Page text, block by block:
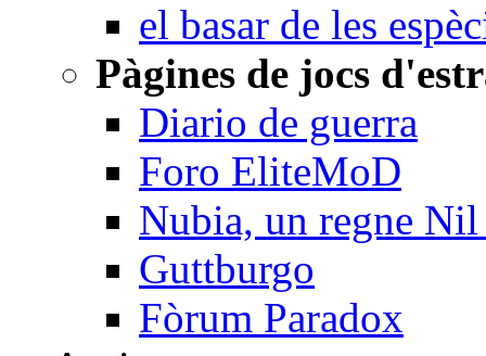
el basar de les
Pàgines de jocs
Diario de guerra
Foro EliteMoD
Nubia, un regne
Guttburgo
Fòrum Paradox